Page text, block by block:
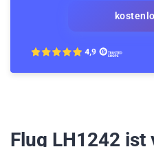
Flug LH1242 ist